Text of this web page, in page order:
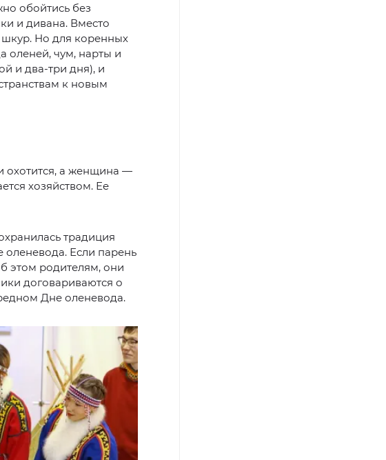
обойтись без
и дивана. Вместо
Но для коренных
оленей, чум, нарты и
и два-три дня), и
к новым
охотится, а женщина —
хозяйством. Ее
традиция
оленевода. Если парень
этом родителям, они
договариваются о
Дне оленевода.